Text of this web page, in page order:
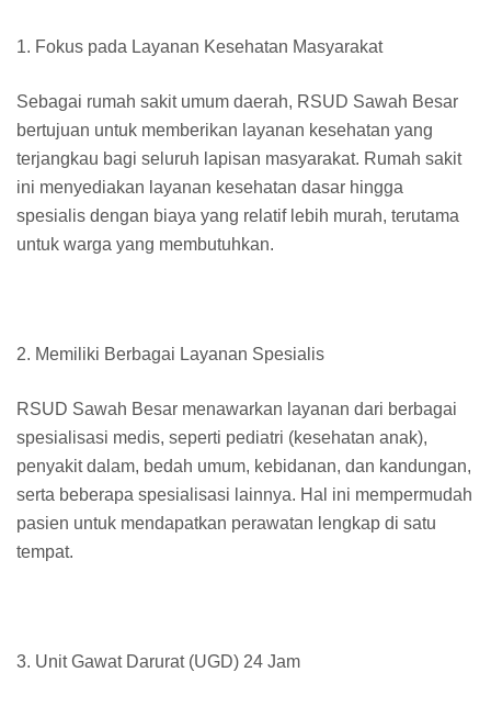
1. Fokus pada Layanan Kesehatan Masyarakat
Sebagai rumah sakit umum daerah, RSUD Sawah Besar
bertujuan untuk memberikan layanan kesehatan yang
terjangkau bagi seluruh lapisan masyarakat. Rumah sakit
ini menyediakan layanan kesehatan dasar hingga
spesialis dengan biaya yang relatif lebih murah, terutama
untuk warga yang membutuhkan.
2. Memiliki Berbagai Layanan Spesialis
RSUD Sawah Besar menawarkan layanan dari berbagai
spesialisasi medis, seperti pediatri (kesehatan anak),
penyakit dalam, bedah umum, kebidanan, dan kandungan,
serta beberapa spesialisasi lainnya. Hal ini mempermudah
pasien untuk mendapatkan perawatan lengkap di satu
tempat.
3. Unit Gawat Darurat (UGD) 24 Jam